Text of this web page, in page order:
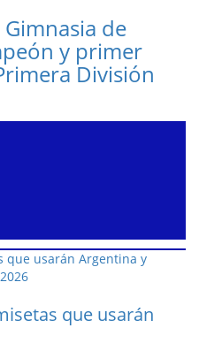
de
y primer
División
que usarán